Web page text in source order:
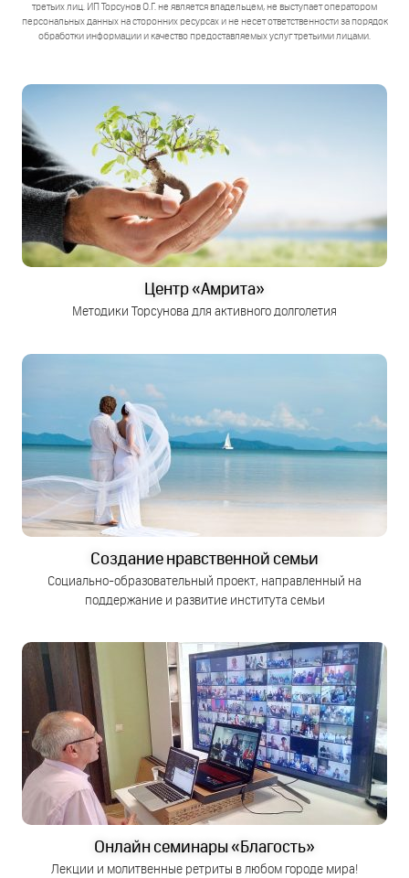
третьих лиц. ИП Торсунов О.Г. не является владельцем, не выступает оператором
персональных данных на сторонних ресурсах и не несет ответственности за порядок
обработки информации и качество предоставляемых услуг третьими лицами.
Центр «Амрита»
Методики Торсунова для активного долголетия
Создание нравственной семьи
Cоциально-образовательный проект, направленный на
поддержание и развитие института семьи
Онлайн семинары «Благость»
Лекции и молитвенные ретриты в любом городе мира!